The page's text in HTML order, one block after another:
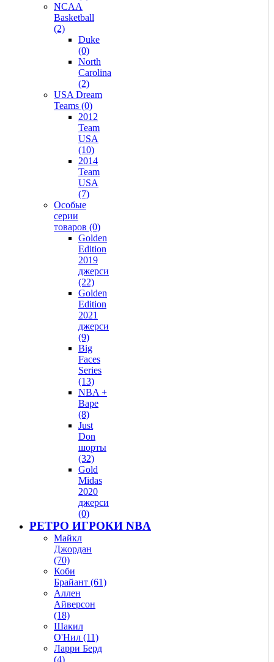
NCAA
Basketball
(2)
Duke
(0)
North
Carolina
(2)
USA Dream
Teams (0)
2012
Team
USA
(10)
2014
Team
USA
(7)
Особые
серии
товаров (0)
Golden
Edition
2019
джерси
(22)
Golden
Edition
2021
джерси
(9)
Big
Faces
Series
(13)
NBA +
Bape
(8)
Just
Don
шорты
(32)
Gold
Midas
2020
джерси
(0)
РЕТРО ИГРОКИ NBA
Майкл
Джордан
(70)
Коби
Брайант (61)
Аллен
Айверсон
(18)
Шакил
О'Нил (11)
Ларри Берд
(4)